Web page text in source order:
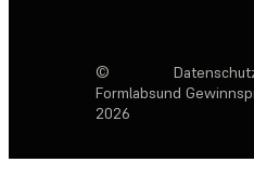
©
Formlabs
2026
und